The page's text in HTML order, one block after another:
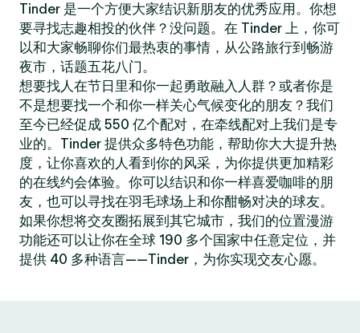
Tinder 是一个方便大家结识新朋友的优秀应用。你想
要寻找志趣相投的伙伴？没问题。在 Tinder 上，你可
以和大家畅聊你们最热衷的事情，从公路旅行到畅游
夜市，话题五花八门。
想要找人在节日里和你一起勇敢融入人群？或者你是
不是想要找一个和你一样关心气候变化的朋友？我们
至今已经促成 550 亿个配对，在牵线配对上我们是专
业的。Tinder 提供众多特色功能，帮助你大大提升热
度，让你喜欢的人看到你的风采，为你提供更加精彩
的在线约会体验。你可以结识和你一样喜爱咖啡的朋
友，也可以寻找在羽毛球场上和你酣畅对决的球友。
如果你想将交友圈拓展到其它城市，我们的位置漫游
功能还可以让你在全球 190 多个国家中任意定位，并
提供 40 多种语言——Tinder，为你实现交友心愿。